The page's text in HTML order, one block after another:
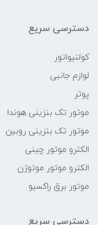
دسترسی سریع
کولتیواتور
لوازم جانبی
پوتر
موتور تک بنزینی هوندا
موتور تک بنزینی روبین
الکترو موتور چینی
الکترو موتور موتوژن
موتور برق راکسیو
دسترسی سریع